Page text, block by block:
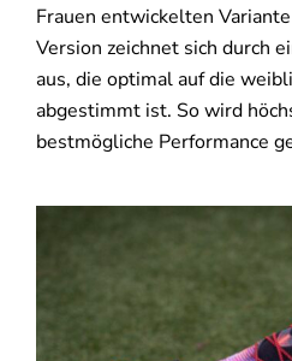
Frauen entwickelten
Version zeichnet sich durch
aus, die optimal auf die
abgestimmt ist. So wird
bestmögliche Performance